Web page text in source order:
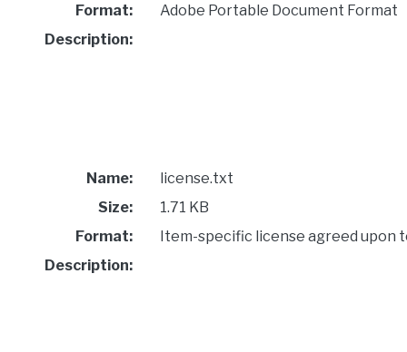
Format:
Adobe Portable Document Format
Description:
Name:
license.txt
Size:
1.71 KB
Format:
Item-specific license agreed upon
Description: